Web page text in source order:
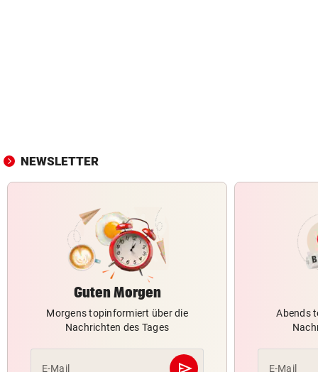
NEWSLETTER
Guten Morgen
Morgens topinformiert über die
Nachrichten des Tages
E-Mail
Abends
E-Mail